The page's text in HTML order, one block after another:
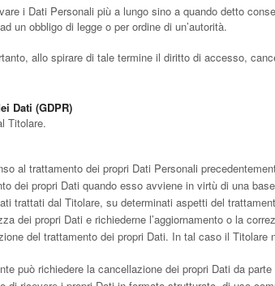
i Dati Personali più a lungo sino a quando detto
un obbligo di legge o per ordine di un’autorità.
allo spirare di tale termine il diritto di accesso,
Dati (GDPR)
Titolare.
al trattamento dei propri Dati Personali
dei propri Dati quando esso avviene in virtù di una
trattati dal Titolare, su determinati aspetti del
dei propri Dati e richiederne l’aggiornamento o la
del trattamento dei propri Dati. In tal caso il
può richiedere la cancellazione dei propri Dati da